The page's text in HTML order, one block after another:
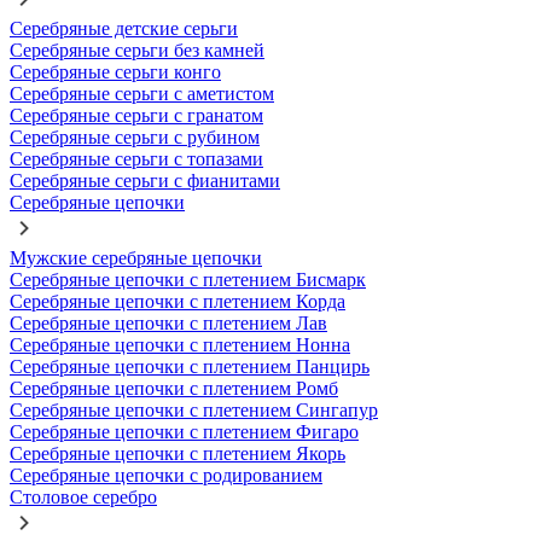
Серебряные детские серьги
Серебряные серьги без камней
Серебряные серьги конго
Серебряные серьги с аметистом
Серебряные серьги с гранатом
Серебряные серьги с рубином
Серебряные серьги с топазами
Серебряные серьги с фианитами
Серебряные цепочки
Мужские серебряные цепочки
Серебряные цепочки с плетением Бисмарк
Серебряные цепочки с плетением Корда
Серебряные цепочки с плетением Лав
Серебряные цепочки с плетением Нонна
Серебряные цепочки с плетением Панцирь
Серебряные цепочки с плетением Ромб
Серебряные цепочки с плетением Сингапур
Серебряные цепочки с плетением Фигаро
Серебряные цепочки с плетением Якорь
Серебряные цепочки с родированием
Столовое серебро